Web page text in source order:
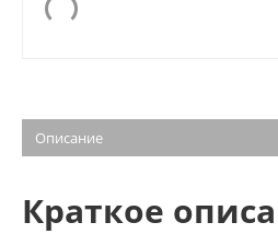
Описание
Краткое